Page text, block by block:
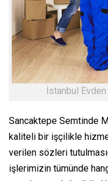
İstanbul
Sancaktepe Semtinde
kaliteli bir işçilikle
verilen sözleri
işlerimizin tümünde